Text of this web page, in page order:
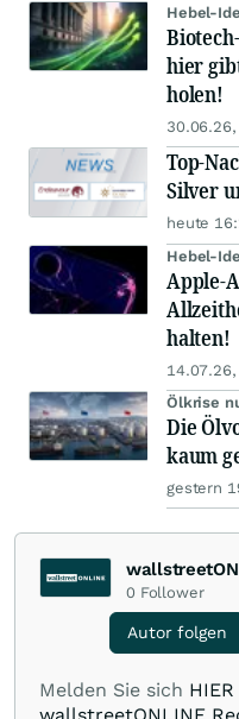
Hebel-
hier
holen!
Top-
Silver
heute
Hebel-
Apple-
halten!
Ölkrise
Die
kaum
gestern
0 Follower
Autor folgen
Melden Sie sich